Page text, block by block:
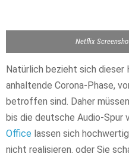
Netflix
Natürlich bezieht sich dieser
anhaltende Corona-Phase,
betroffen sind. Daher
bis die deutsche Audio-Spur
Office lassen sich
nicht realisieren. oder Sie